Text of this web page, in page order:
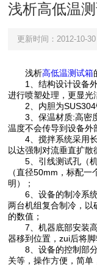
浅析高低温
更新时间：2012-10-30
浅析高低温测试箱
1、结构设计设备外
进行喷塑处理，更显光
2、内胆为SUS304
3、保温材质:高密度
温度不会传导到设备外
4、搅拌系统采用长
以达强制对流垂直扩散
5、引线测试孔（机
（直径50mm，标配
明）；
6、设备的制冷系统
两台机组复合制冷，以
的数值；
7、机器底部安装高
器移到位置，zui后将脚
8、设备的控制部分
关等，操作方便，简单